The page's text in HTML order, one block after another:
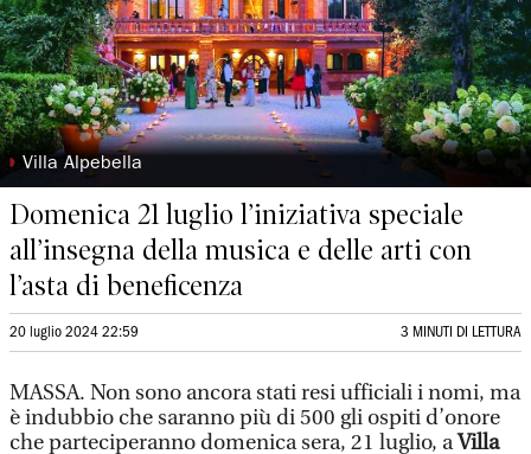
◗ Villa Alpebella
Domenica 21 luglio l’iniziativa speciale
all’insegna della musica e delle arti con
l’asta di beneficenza
20 luglio 2024 22:59 3 MINUTI DI LETTURA
MASSA. Non sono ancora stati resi ufficiali i nomi, ma
è indubbio che saranno più di 500 gli ospiti d’onore
che parteciperanno domenica sera, 21 luglio, aVilla